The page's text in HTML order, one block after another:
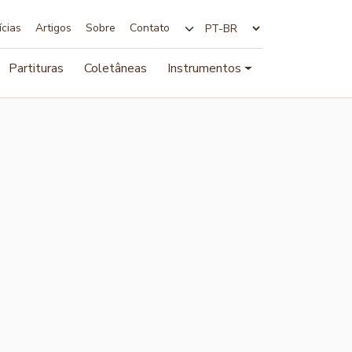
Artigos Sobre Contato
Partituras Coletâneas Instrumentos